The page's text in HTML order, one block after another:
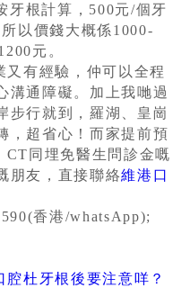
牙根計算，500元/個牙
以價錢大概係1000-
元。
有經驗，仲可以全程
溝通障礙。加上我哋過
步行就到，羅湖、皇崗
，超省心！而家提前預
同埋免醫生問診金嘅
朋友，直接聯絡維港口
香港/whatsApp);
杜牙根後要注意咩？